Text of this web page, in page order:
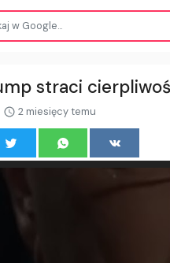
straci
2 miesięcy temu